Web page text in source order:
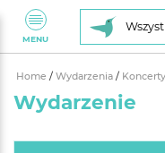
MENU
Home / Wydarzenia / Koncerty
Wydarzenie